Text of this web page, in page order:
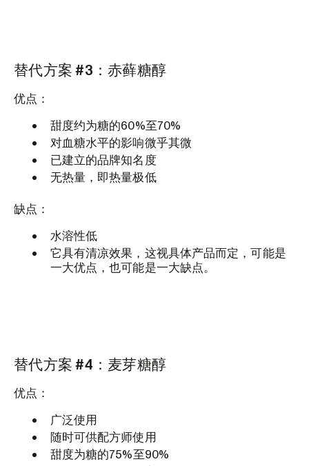
替代方案 #3：赤藓糖醇
优点：
甜度约为糖的60%至70%
对血糖水平的影响微乎其微
已建立的品牌知名度
无热量，即热量极低
缺点：
水溶性低
它具有清凉效果，这视具体产品而定，可能是
一大优点，也可能是一大缺点。
替代方案 #4：麦芽糖醇
优点：
广泛使用
随时可供配方师使用
甜度为糖的75%至90%